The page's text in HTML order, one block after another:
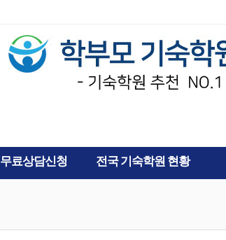
AD
무료상담신청 전국 기숙학원 현황